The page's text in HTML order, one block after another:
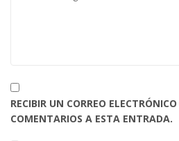
RECIBIR UN CORREO
COMENTARIOS A ESTA ENTRADA.